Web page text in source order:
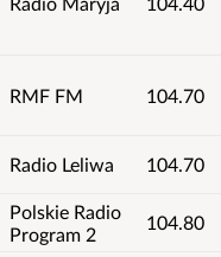
RMF FM 104.70
Radio Leliwa 104.70
Polskie Radio
Program 2
104.80